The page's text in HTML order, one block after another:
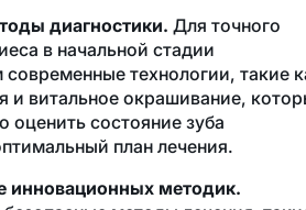
диагностики. Для точного
в начальной стадии
технологии, такие
и витальное окрашивание,
оценить состояние зуба
план лечения.
инновационных методик.